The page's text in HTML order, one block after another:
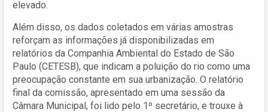
elevado.
Além disso, os dados coletados em várias amostras
reforçam as informações já disponibilizadas em
relatórios da Companhia Ambiental do Estado de São
Paulo (CETESB), que indicam a poluição do rio como uma
preocupação constante em sua urbanização. O relatório
final da comissão, apresentado em uma sessão da
Câmara Municipal, foi lido pelo 1º secretário, e trouxe à